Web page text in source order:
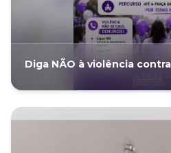
Diga NÃO à violência